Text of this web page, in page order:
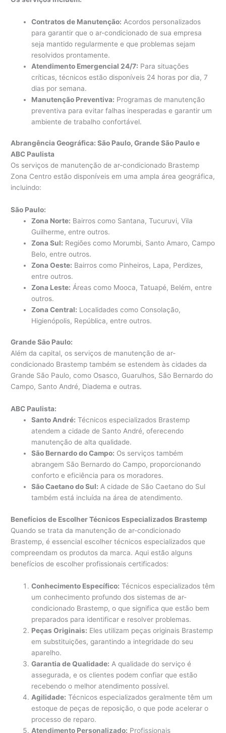
Contratos de Manutenção: Acordos personalizados
para garantir que o ar-condicionado de sua empresa
seja mantido regularmente e que problemas sejam
resolvidos prontamente.
Atendimento Emergencial 24/7: Para situações
críticas, técnicos estão disponíveis 24 horas por dia, 7
dias por semana.
Manutenção Preventiva: Programas de manutenção
preventiva para evitar falhas inesperadas e garantir um
ambiente de trabalho confortável.
Abrangência Geográfica: São Paulo, Grande São Paulo e
ABC Paulista
Os serviços de manutenção de ar-condicionado Brastemp
Zona Centro estão disponíveis em uma ampla área geográfica,
incluindo:
São Paulo:
Zona Norte: Bairros como Santana, Tucuruvi, Vila
Guilherme, entre outros.
Zona Sul: Regiões como Morumbi, Santo Amaro, Campo
Belo, entre outros.
Zona Oeste: Bairros como Pinheiros, Lapa, Perdizes,
entre outros.
Zona Leste: Áreas como Mooca, Tatuapé, Belém, entre
outros.
Zona Central: Localidades como Consolação,
Higienópolis, República, entre outros.
Grande São Paulo:
Além da capital, os serviços de manutenção de ar-
condicionado Brastemp também se estendem às cidades da
Grande São Paulo, como Osasco, Guarulhos, São Bernardo do
Campo, Santo André, Diadema e outras.
ABC Paulista:
Santo André: Técnicos especializados Brastemp
atendem a cidade de Santo André, oferecendo
manutenção de alta qualidade.
São Bernardo do Campo: Os serviços também
abrangem São Bernardo do Campo, proporcionando
conforto e eficiência para os moradores.
São Caetano do Sul: A cidade de São Caetano do Sul
também está incluída na área de atendimento.
Benefícios de Escolher Técnicos Especializados Brastemp
Quando se trata da manutenção de ar-condicionado
Brastemp, é essencial escolher técnicos especializados que
compreendam os produtos da marca. Aqui estão alguns
benefícios de escolher profissionais certificados:
Conhecimento Específico: Técnicos especializados têm
um conhecimento profundo dos sistemas de ar-
condicionado Brastemp, o que significa que estão bem
preparados para identificar e resolver problemas.
Peças Originais: Eles utilizam peças originais Brastemp
em substituições, garantindo a integridade do seu
aparelho.
Garantia de Qualidade: A qualidade do serviço é
assegurada, e os clientes podem confiar que estão
recebendo o melhor atendimento possível.
Agilidade: Técnicos especializados geralmente têm um
estoque de peças de reposição, o que pode acelerar o
processo de reparo.
Atendimento Personalizado: Profissionais